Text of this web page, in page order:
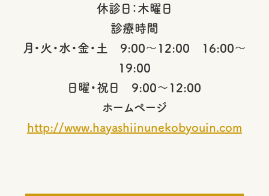
休診日：木曜日
診療時間
月・火・水・金・土 9:00～12:00 16:00～
19:00
日曜・祝日 9:00～12:00
ホームページ
http://www.hayashiinunekobyouin.com